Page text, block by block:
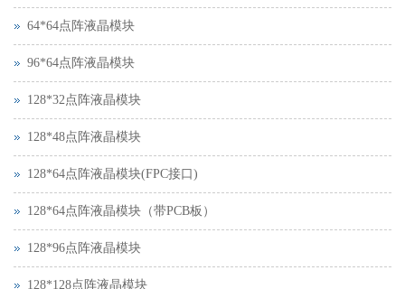
64*64点阵液晶模块
96*64点阵液晶模块
128*32点阵液晶模块
128*48点阵液晶模块
128*64点阵液晶模块(FPC接口)
128*64点阵液晶模块（带PCB板）
128*96点阵液晶模块
128*128点阵液晶模块